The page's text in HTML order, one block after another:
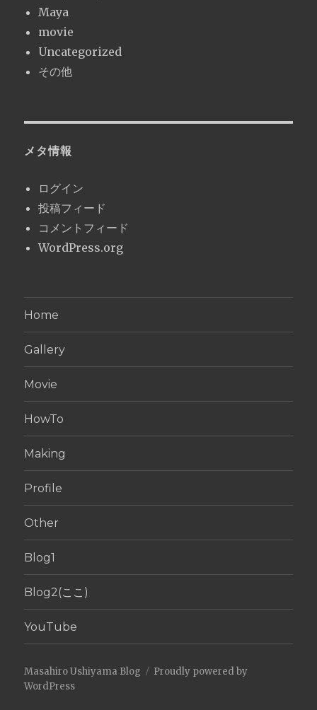
Maya
movie
Uncategorized
その他
メタ情報
ログイン
投稿フィード
コメントフィード
WordPress.org
Home
Gallery
Movie
HowTo
Making
Profile
Other
Blog1
Blog2(ここ)
YouTube
Masahiro Ushiyama Blog
Proudly powered by
WordPress